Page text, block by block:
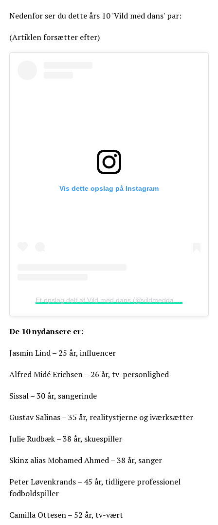
Nedenfor ser du dette års 10 'Vild med dans' par:
(Artiklen forsætter efter)
Vis dette opslag på Instagram
De 10 nydansere er:
Jasmin Lind – 25 år, influencer
Alfred Midé Erichsen – 26 år, tv-personlighed
Sissal – 30 år, sangerinde
Gustav Salinas – 35 år, realitystjerne og iværksætter
Julie Rudbæk – 38 år, skuespiller
Skinz alias Mohamed Ahmed – 38 år, sanger
Peter Løvenkrands – 45 år, tidligere professionel
fodboldspiller
Camilla Ottesen – 52 år, tv-vært